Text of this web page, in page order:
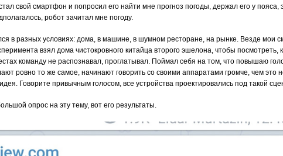
свой смартфон и попросил его найти мне прогноз погоды, держал его у пояса,
робот зачитал мне погоду.
в разных условиях: дома, в машине, в шумном ресторане, на рынке. Везде мои
взял дома чистокровного китайца второго эшелона, чтобы посмотреть,
команду не распознавал, проглатывал. Поймал себя на том, что повышаю
ровно то же самое, начинают говорить со своими аппаратами громче, чем это
Говорите привычным голосом, все устройства проектировались под такой
опрос на эту тему, вот его результаты.